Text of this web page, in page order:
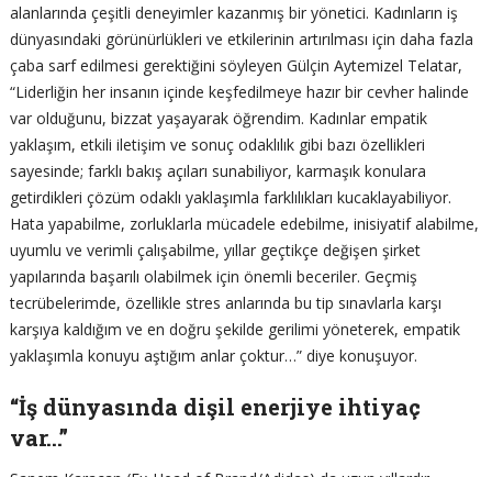
alanlarında çeşitli deneyimler kazanmış bir yönetici. Kadınların iş
dünyasındaki görünürlükleri ve etkilerinin artırılması için daha fazla
çaba sarf edilmesi gerektiğini söyleyen Gülçin Aytemizel Telatar,
“Liderliğin her insanın içinde keşfedilmeye hazır bir cevher halinde
var olduğunu, bizzat yaşayarak öğrendim. Kadınlar empatik
yaklaşım, etkili iletişim ve sonuç odaklılık gibi bazı özellikleri
sayesinde; farklı bakış açıları sunabiliyor, karmaşık konulara
getirdikleri çözüm odaklı yaklaşımla farklılıkları kucaklayabiliyor.
Hata yapabilme, zorluklarla mücadele edebilme, inisiyatif alabilme,
uyumlu ve verimli çalışabilme, yıllar geçtikçe değişen şirket
yapılarında başarılı olabilmek için önemli beceriler. Geçmiş
tecrübelerimde, özellikle stres anlarında bu tip sınavlarla karşı
karşıya kaldığım ve en doğru şekilde gerilimi yöneterek, empatik
yaklaşımla konuyu aştığım anlar çoktur…” diye konuşuyor.
“İş dünyasında dişil enerjiye ihtiyaç
var…”